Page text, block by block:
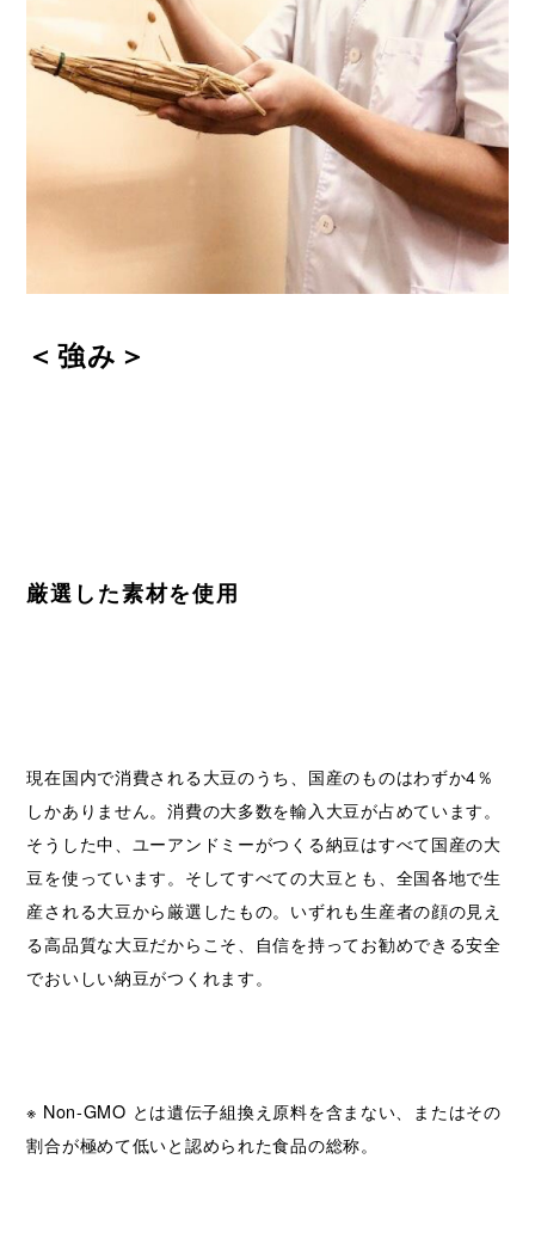
＜強み＞
厳選した素材を使用
現在国内で消費される大豆のうち、国産のものはわずか4％
しかありません。消費の大多数を輸入大豆が占めています。
そうした中、ユーアンドミーがつくる納豆はすべて国産の大
豆を使っています。そしてすべての大豆とも、全国各地で生
産される大豆から厳選したもの。いずれも生産者の顔の見え
る高品質な大豆だからこそ、自信を持ってお勧めできる安全
でおいしい納豆がつくれます。
※ Non-GMO とは遺伝子組換え原料を含まない、またはその
割合が極めて低いと認められた食品の総称。